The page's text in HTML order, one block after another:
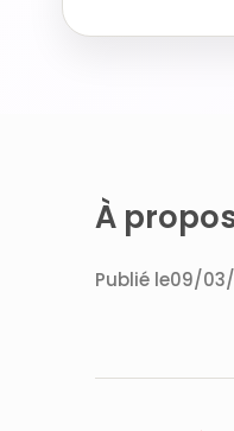
À
Publié le09/